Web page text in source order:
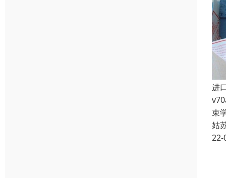
进
束
姑
22-